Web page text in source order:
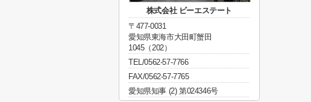
株式会社 ビーエステート
〒477-0031
愛知県東海市大田町蟹田
1045（202）
TEL/0562-57-7766
FAX/0562-57-7765
愛知県知事 (2) 第024346号